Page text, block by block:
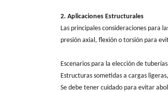
2. Aplicaciones Estructurales
Las principales consideraciones para
presión axial, flexión o torsión para
Escenarios para la elección de
Estructuras sometidas a cargas
Se debe tener cuidado para evitar